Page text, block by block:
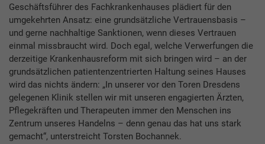
Geschäftsführer des Fachkrankenhauses plädiert für den
umgekehrten Ansatz: eine grundsätzliche Vertrauensbasis –
und gerne nachhaltige Sanktionen, wenn dieses Vertrauen
einmal missbraucht wird. Doch egal, welche Verwerfungen die
derzeitige Krankenhausreform mit sich bringen wird – an der
grundsätzlichen patientenzentrierten Haltung seines Hauses
wird das nichts ändern: „In unserer vor den Toren Dresdens
gelegenen Klinik stellen wir mit unseren engagierten Ärzten,
Pflegekräften und Therapeuten immer den Menschen ins
Zentrum unseres Handelns – denn genau das hat uns stark
gemacht“, unterstreicht Torsten Bochannek.